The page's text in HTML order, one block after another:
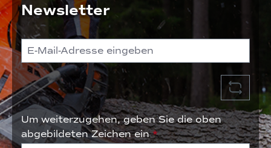
Newsletter
Um weiterzugehen, geben Sie die oben
abgebildeten Zeichen ein*